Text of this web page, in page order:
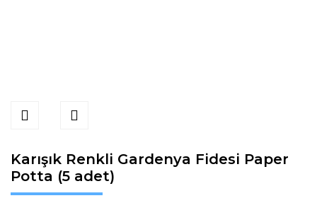
Karışık Renkli Gardenya Fidesi Paper
Potta (5 adet)